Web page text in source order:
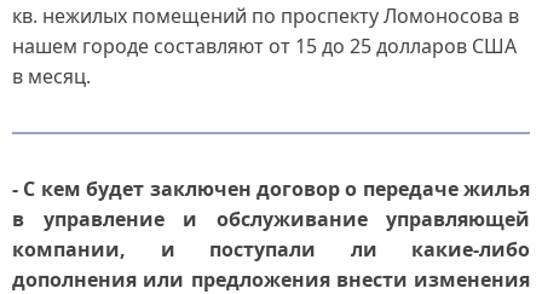
кв. нежилых помещений по проспекту Ломоносова в
нашем городе составляют от 15 до 25 долларов США
в месяц.
- С кем будет заключен договор о передаче жилья
в управление и обслуживание управляющей
компании, и поступали ли какие-либо
дополнения или предложения внести изменения